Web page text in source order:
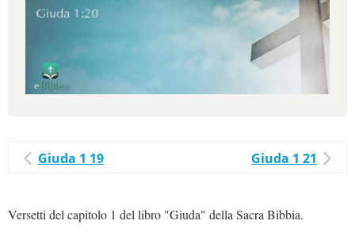
Giuda 1 19 Giuda 1 21
Versetti del capitolo 1 del libro "Giuda" della Sacra Bibbia.